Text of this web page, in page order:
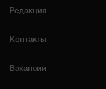
Редакция
Контакты
Вакансии